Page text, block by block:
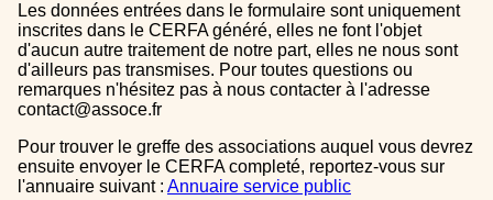
Les données entrées dans le formulaire sont uniquement
inscrites dans le CERFA généré, elles ne font l'objet
d'aucun autre traitement de notre part, elles ne nous sont
d'ailleurs pas transmises. Pour toutes questions ou
remarques n'hésitez pas à nous contacter à l'adresse
contact@assoce.fr
Pour trouver le greffe des associations auquel vous devrez
ensuite envoyer le CERFA completé, reportez-vous sur
l'annuaire suivant : Annuaire service public